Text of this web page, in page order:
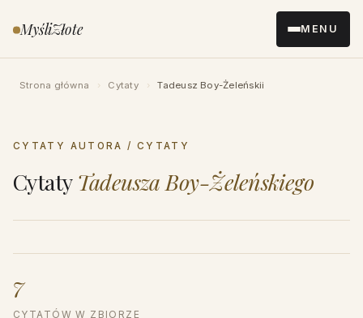
do MyśliZłote MENU
Strona główna › Cytaty › Tadeusz Boy-Żeleńskii
CYTATY AUTORA / CYTATY
CytatyTadeusza Boy-Żeleńskiego
7
CYTATÓW W ZBIORZE